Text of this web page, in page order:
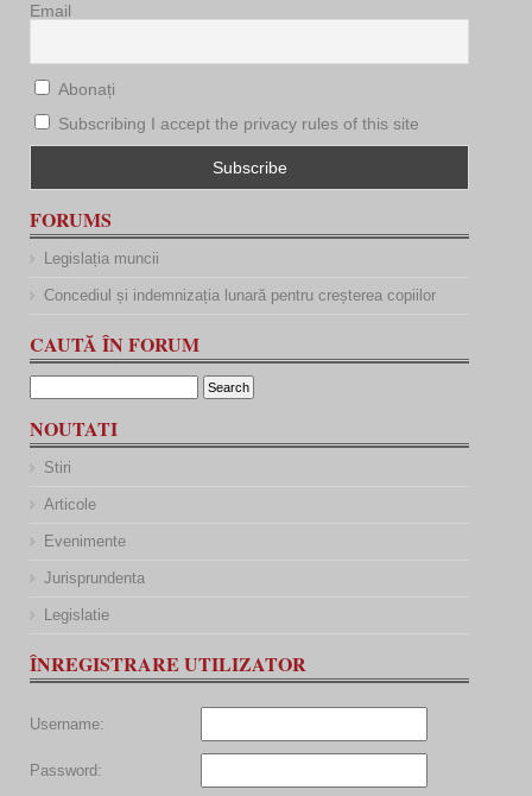
Email
Abonați
Subscribing I accept the privacy rules of this site
FORUMS
Legislația muncii
Concediul și indemnizația lunară pentru creșterea copiilor
CAUTĂ ÎN FORUM
NOUTATI
Stiri
Articole
Evenimente
Jurisprundenta
Legislatie
ÎNREGISTRARE UTILIZATOR
Username:
Password: